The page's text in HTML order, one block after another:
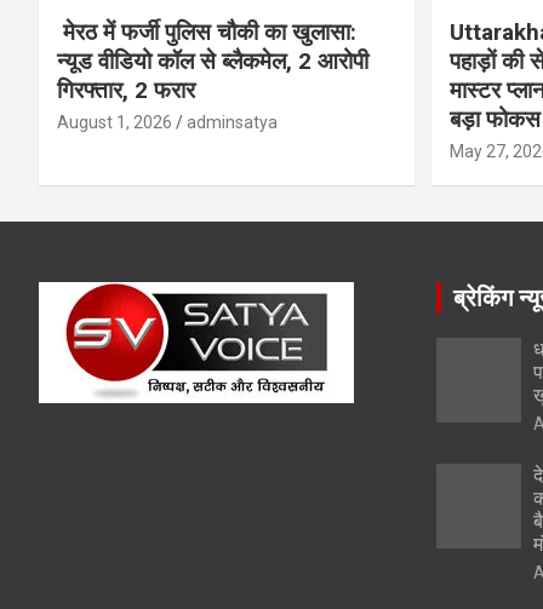
मेरठ में फर्जी पुलिस चौकी का खुलासा:
न्यूड वीडियो कॉल से ब्लैकमेल, 2 आरोपी
गिरफ्तार, 2 फरार
August 1, 2026 adminsatya
पहाड़ों की
मास्टर
बड़ा फोकस
May 27,
ब्रेकिंग